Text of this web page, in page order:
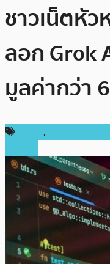
ชาวเน็ตหั
ลอก Grok
มูลค่ากว่า
,